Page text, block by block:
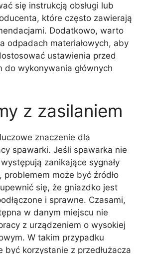
się instrukcją obsługi lub
które często zawierają
Dodatkowo, warto
odpadach materiałowych, aby
ustawienia przed
do wykonywania głównych
z zasilaniem
znaczenie dla
spawarki. Jeśli spawarka nie
zanikające sygnały
problemem może być źródło
się, że gniazdko jest
i sprawne. Czasami,
w danym miejscu nie
z urządzeniem o wysokiej
W takim przypadku
być korzystanie z przedłużacza